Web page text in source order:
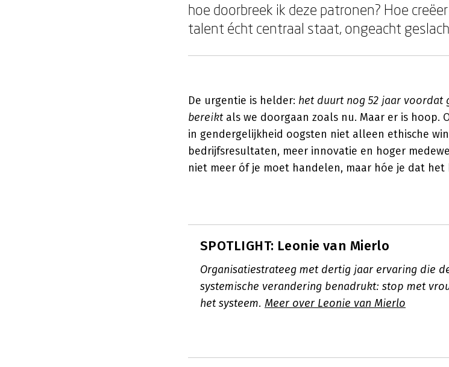
hoe doorbreek ik deze patronen? Hoe
talent écht centraal staat, ongeacht
De urgentie is helder: het duurt nog 52 jaar voordat
bereiktals we doorgaan zoals nu. Maar er is hoop.
in gendergelijkheid oogsten niet alleen ethische
bedrijfsresultaten, meer innovatie en hoger
niet meer óf je moet handelen, maar hóe je dat het
SPOTLIGHT: Leonie van Mierlo
Organisatiestrateeg met dertig jaar ervaring die
systemische verandering benadrukt: stop met
het systeem. Meer over Leonie van Mierlo